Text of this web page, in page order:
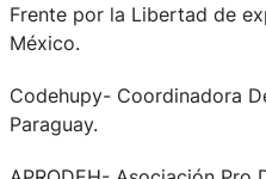
Frente por la Libertad de
México.
Codehupy- Coordinadora
Paraguay.